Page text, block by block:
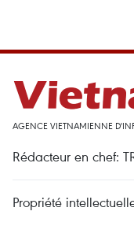
AGENCE VIETNAMIENNE
Rédacteur en chef:
Propriété